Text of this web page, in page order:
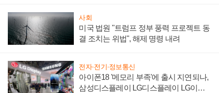
사회
미국 법원 "트럼프 정부 풍력 프로젝트 동
결 조치는 위법", 해제 명령 내려
전자·전기·정보통신
아이폰18 '메모리 부족'에 출시 지연되나,
삼성디스플레이 LG디스플레이 LG이노